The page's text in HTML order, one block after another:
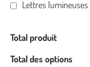
Lettres lumineuses
Total produit
Total des options